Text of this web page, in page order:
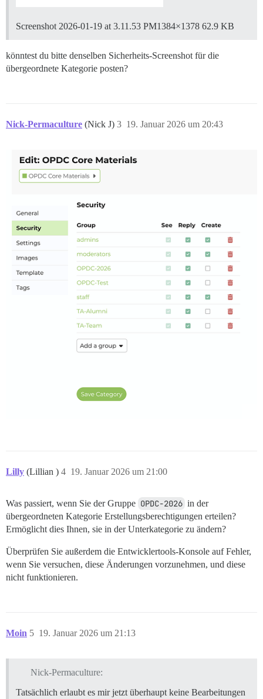
Screenshot 2026-01-19 at 3.11.53 PM1384×1378 62.9 KB
könntest du bitte denselben Sicherheits-Screenshot für die
übergeordnete Kategorie posten?
Nick-Permaculture (Nick J) 19. Januar 2026 um 20:43
3
Lilly (Lillian ) 19. Januar 2026 um 21:00
4
Was passiert, wenn Sie der Gruppe OPDC-2026 in der
übergeordneten Kategorie Erstellungsberechtigungen erteilen?
Ermöglicht dies Ihnen, sie in der Unterkategorie zu ändern?
Überprüfen Sie außerdem die Entwicklertools-Konsole auf Fehler,
wenn Sie versuchen, diese Änderungen vorzunehmen, und diese
nicht funktionieren.
Moin 19. Januar 2026 um 21:13
5
Nick-Permaculture:
Tatsächlich erlaubt es mir jetzt überhaupt keine Bearbeitungen